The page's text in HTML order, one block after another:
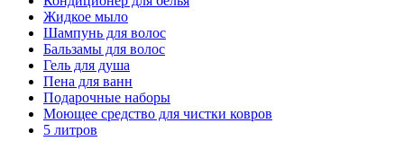
Жидкое мыло
Шампунь для волос
Бальзамы для волос
Гель для душа
Пена для ванн
Подарочные наборы
Моющее средство для чистки ковров
5 литров